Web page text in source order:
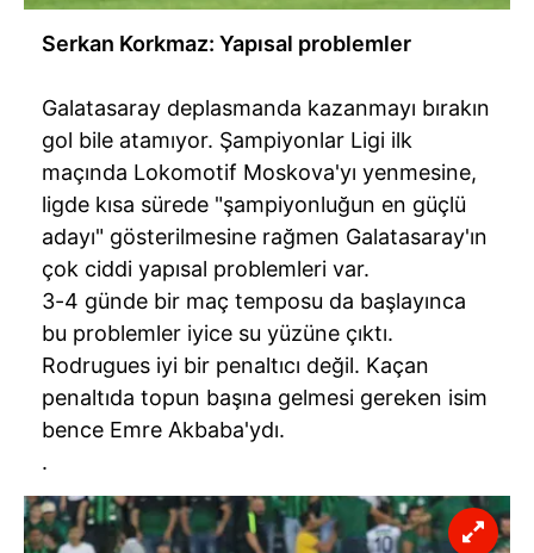
Serkan Korkmaz: Yapısal problemler
Galatasaray deplasmanda kazanmayı bırakın
gol bile atamıyor. Şampiyonlar Ligi ilk
maçında Lokomotif Moskova'yı yenmesine,
ligde kısa sürede "şampiyonluğun en güçlü
adayı" gösterilmesine rağmen Galatasaray'ın
çok ciddi yapısal problemleri var.
3-4 günde bir maç temposu da başlayınca
bu problemler iyice su yüzüne çıktı.
Rodrugues iyi bir penaltıcı değil. Kaçan
penaltıda topun başına gelmesi gereken isim
bence Emre Akbaba'ydı.
.